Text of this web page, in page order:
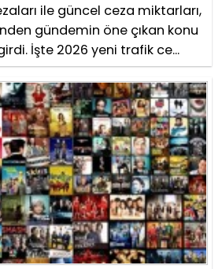
ile güncel ceza miktarları,
gündemin öne çıkan konu
İşte 2026 yeni trafik ce...